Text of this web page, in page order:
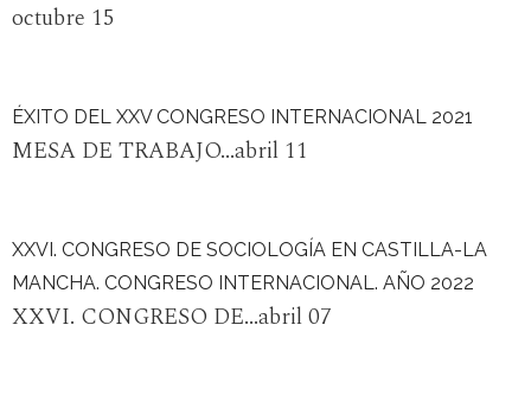
octubre 15
ÉXITO DEL XXV CONGRESO INTERNACIONAL 2021
MESA DE TRABAJO...abril 11
XXVI. CONGRESO DE SOCIOLOGÍA EN CASTILLA-LA
MANCHA. CONGRESO INTERNACIONAL. AÑO 2022
XXVI. CONGRESO DE...abril 07